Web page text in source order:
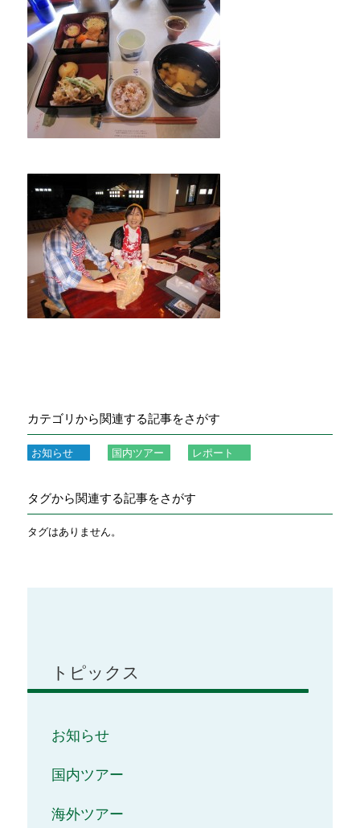
カテゴリから関連する記事をさがす
お知らせ 国内ツアー レポート
タグから関連する記事をさがす
タグはありません。
トピックス
お知らせ
国内ツアー
海外ツアー